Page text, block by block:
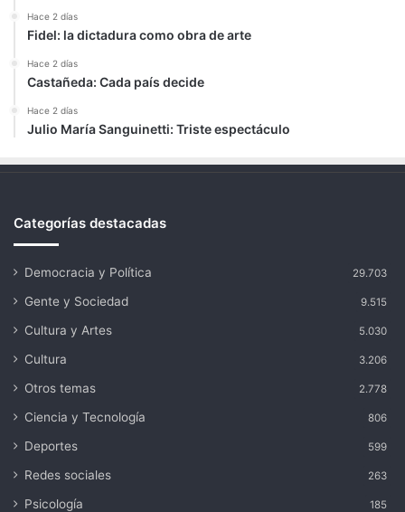
Hace 2 días
Fidel: la dictadura como obra de arte
Hace 2 días
Castañeda: Cada país decide
Hace 2 días
Julio María Sanguinetti: Triste espectáculo
Categorías destacadas
Democracia y Política 29.703
Gente y Sociedad 9.515
Cultura y Artes 5.030
Cultura 3.206
Otros temas 2.778
Ciencia y Tecnología 806
Deportes 599
Redes sociales 263
Psicología 185